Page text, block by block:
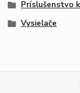
Príslušenstvo
Vysielače